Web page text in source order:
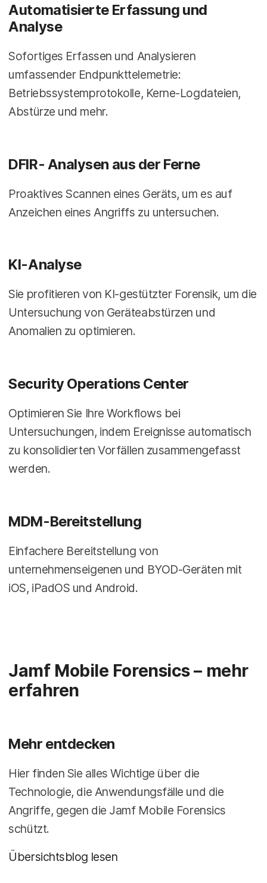
Automatisierte Erfassung und
Analyse
Sofortiges Erfassen und Analysieren
umfassender Endpunkttelemetrie:
Betriebssystemprotokolle, Kerne-Logdateien,
Abstürze und mehr.
DFIR- Analysen aus der Ferne
Proaktives Scannen eines Geräts, um es auf
Anzeichen eines Angriffs zu untersuchen.
KI-Analyse
Sie profitieren von KI-gestützter Forensik, um die
Untersuchung von Geräteabstürzen und
Anomalien zu optimieren.
Security Operations Center
Optimieren Sie Ihre Workflows bei
Untersuchungen, indem Ereignisse automatisch
zu konsolidierten Vorfällen zusammengefasst
werden.
MDM-Bereitstellung
Einfachere Bereitstellung von
unternehmenseigenen und BYOD-Geräten mit
iOS, iPadOS und Android.
Jamf Mobile Forensics – mehr
erfahren
Mehr entdecken
Hier finden Sie alles Wichtige über die
Technologie, die Anwendungsfälle und die
Angriffe, gegen die Jamf Mobile Forensics
schützt.
Übersichtsblog lesen